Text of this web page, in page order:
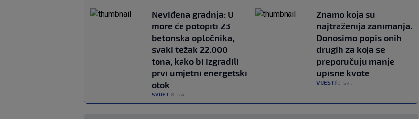
Neviđena gradnja: U
more će potopiti 23
betonska opločnika,
svaki težak 22.000
tona, kako bi izgradili
prvi umjetni energetski
otok
SVIJET 8. svi.
Znamo koja su
najtraženija zanimanja.
Donosimo popis onih
drugih za koja se
preporučuju manje
upisne kvote
VIJESTI 9. svi.